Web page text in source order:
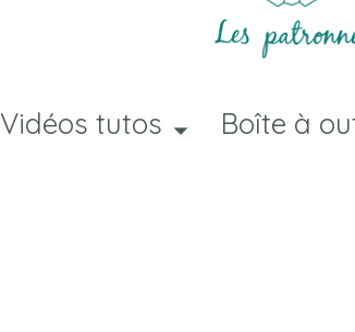
Vidéos tutos Boîte à